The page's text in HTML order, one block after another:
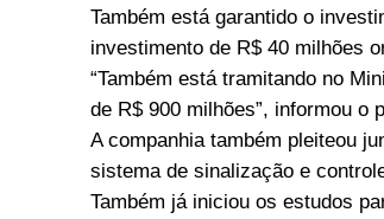
Também está garantido o
investimento de R$ 40 milhões
“Também está tramitando no
de R$ 900 milhões”, informou o
A companhia também pleiteou
sistema de sinalização e
Também já iniciou os estudos